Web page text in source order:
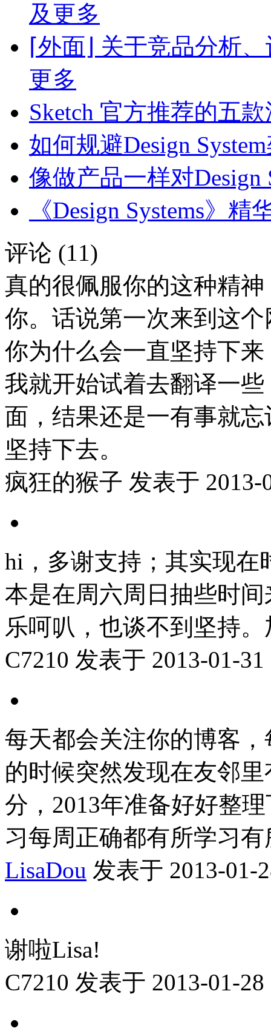
及更多
⌈外面⌋ 关于竞品分析
更多
Sketch 官方推荐的五
如何规避Design
像做产品一样对Design
《Design Systems》
评论 (11)
真的很佩服你的这种精
你。话说第一次来到这
你为什么会一直坚持下
我就开始试着去翻译一些
面，结果还是一有事就
坚持下去。
疯狂的猴子 发表于 2013-
hi，多谢支持；其实现在
本是在周六周日抽些时
乐呵叭，也谈不到坚持
C7210 发表于 2013-01-31
每天都会关注你的博客
的时候突然发现在友邻
分，2013年准备好好整
习每周正确都有所学习
LisaDou 发表于 2013-01-
谢啦Lisa!
C7210 发表于 2013-01-28